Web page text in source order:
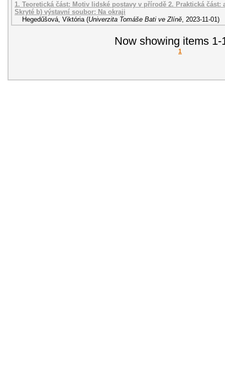
1. Teoretická část: Motiv lidské postavy v přírodě 2. Praktická
Skryté b) výstavní soubor: Na okraji
Hegedűšová, Viktória (Univerzita Tomáše Bati ve Zlíně, 2023-11-01)
Now showing items 1-
1